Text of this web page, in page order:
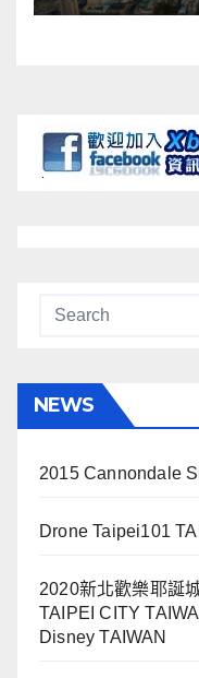
NEWS
2015 Cannondale
Drone Taipei101
2020新北歡樂耶誕
TAIPEI CITY
Disney TAIWAN